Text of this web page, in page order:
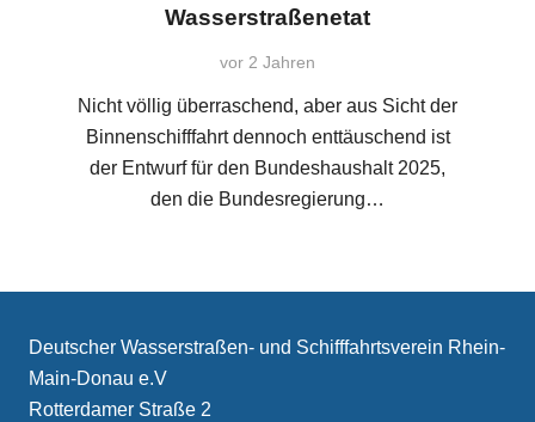
Wasserstraßenetat
vor 2 Jahren
Nicht völlig überraschend, aber aus Sicht der
Binnenschifffahrt dennoch enttäuschend ist
der Entwurf für den Bundeshaushalt 2025,
den die Bundesregierung…
Deutscher Wasserstraßen- und Schifffahrtsverein Rhein-
Main-Donau e.V
Rotterdamer Straße 2